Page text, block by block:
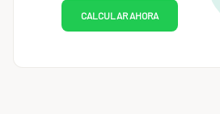
CALCULAR AHORA